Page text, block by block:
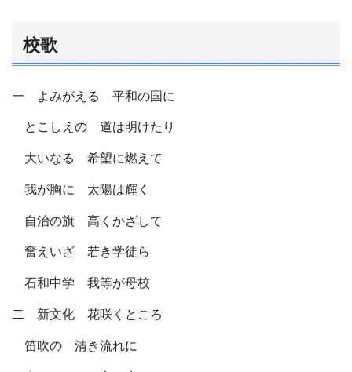
校歌
一 よみがえる 平和の国に
とこしえの 道は明けたり
大いなる 希望に燃えて
我が胸に 太陽は輝く
自治の旗 高くかざして
奮えいざ 若き学徒ら
石和中学 我等が母校
二 新文化 花咲くところ
笛吹の 清き流れに